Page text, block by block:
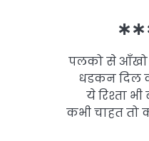
पलको से आँखो
धडकन दिल
ये रिश्ता भी
कभी चाहत तो